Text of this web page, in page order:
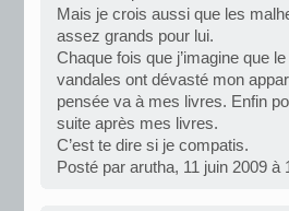
Mais je crois aussi que les
assez grands pour lui.
Chaque fois que j’imagine que
vandales ont dévasté mon
pensée va à mes livres. Enfin
suite après mes livres.
C’est te dire si je compatis.
Posté par arutha, 11 juin 2009 à